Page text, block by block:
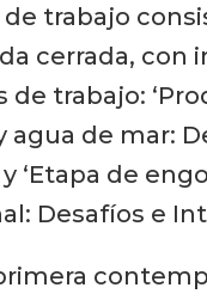
trabajo
cerrada, con
de trabajo:
agua de mar:
‘Etapa de
Desafíos e